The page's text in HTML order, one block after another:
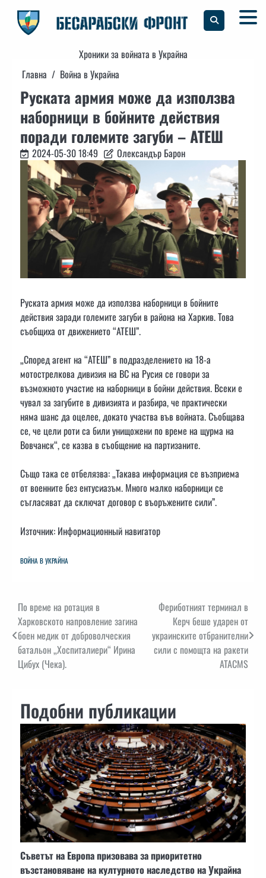
content
Хроники за войната в Украйна
Главна
Война в Украйна
Руската армия може да използва
наборници в бойните действия
поради големите загуби – АТЕШ
2024-05-30 18:49 Олександър Барон
Руската армия може да използва наборници в бойните
действия заради големите загуби в района на Харкив. Това
съобщиха от движението “АТЕШ”.
„Според агент на “АТЕШ” в подразделението на 18-а
мотострелкова дивизия на ВС на Русия се говори за
възможното участие на наборници в бойни действия. Всеки е
чувал за загубите в дивизията и разбира, че практически
няма шанс да оцелее, докато участва във войната. Съобщава
се, че цели роти са били унищожени по време на щурма на
Вовчанск“, се казва в съобщение на партизаните.
Също така се отбелязва: „Такава информация се възприема
от военните без ентусиазъм. Много малко наборници се
съгласяват да сключат договор с въоръжените сили”.
Източник: Информационный навигатор
ВОЙНА В УКРАЙНА
Навигация
По време на ротация в
Харковското напровление загина
боен медик от доброволческия
батальон „Хоспиталиери“ Ирина
Цибух (Чека).
Фериботният терминал в
Керч беше ударен от
украинските отбранителни
сили с помощта на ракети
ATACMS
Подобни публикации
Съветът на Европа призовава за приоритетно
възстановяване на културното наследство на Украйна